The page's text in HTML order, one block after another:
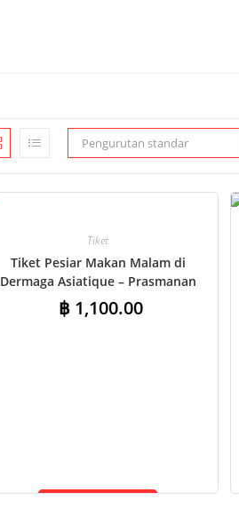
Pengurutan standar
Tiket
Tiket Pesiar Makan Malam di
Dermaga Asiatique – Prasmanan
Internasional
฿1,100.00